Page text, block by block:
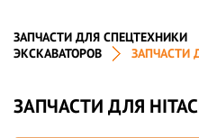
ЗАПЧАСТИ ДЛЯ СПЕЦТЕХНИКИ
ЭКСКАВАТОРОВ
ЗАПЧАСТИ
ЗАПЧАСТИ ДЛЯ